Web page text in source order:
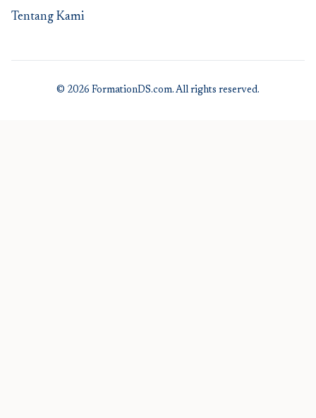
Tentang Kami
© 2026 FormationDS.com. All rights reserved.